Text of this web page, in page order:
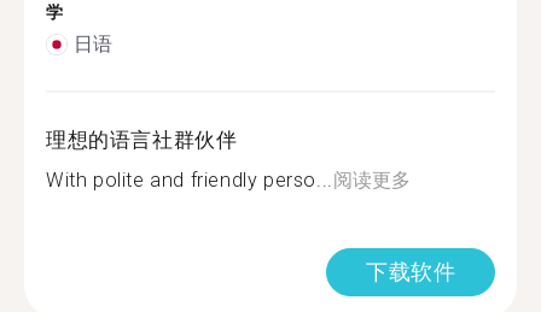
学
日语
理想的语言社群伙伴
With polite and friendly perso...阅读更多
下载软件